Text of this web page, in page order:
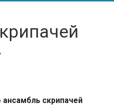
скрипачей